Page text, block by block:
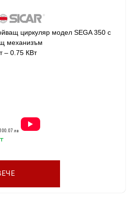
циркуляр модел SEGA 350 с
механизъм
– 0.75 КВт
лв